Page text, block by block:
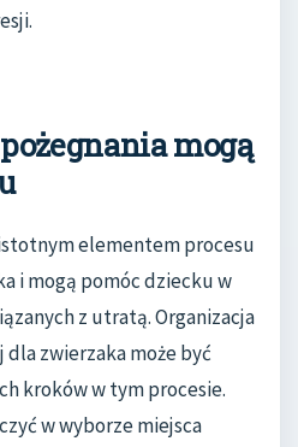
mogą
elementem procesu
i mogą pomóc dziecku w
z utratą. Organizacja
zwierzaka może być
kroków w tym procesie.
w wyborze miejsca